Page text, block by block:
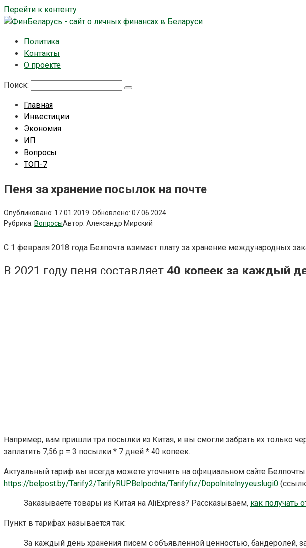
Перейти к контенту
Политика
Контакты
О проекте
Поиск:
Главная
Инвестиции
Экономия
ИП
Вопросы
ТОП-7
Пеня за хранение посылок на почте
Опубликовано: 17.01.2019 Обновлено: 07.06.2024
Рубрика: ВопросыАвтор: Александр Мирский
С 1 февраля 2018 года Белпочта взимает плату за хранение международных
В 2021 году пеня составляет 40 копеек за каждый
Например, вам пришли три посылки из Китая, и вы смогли забрать их только
заплатить 7,56 р = 3 посылки * 7 дней * 40 копеек.
Актуальный тариф вы всегда можете уточнить на официальном сайте
https://belpost.by/Tarify2/TarifyRUPBelpochta/Tarifyfiz/Dopolnitelnyyeuslugi0
Заказываете товары из Китая на AliExpress? Рассказываем, как получать
Пункт в тарифах называется так:
За каждый день хранения писем с объявленной ценностью,